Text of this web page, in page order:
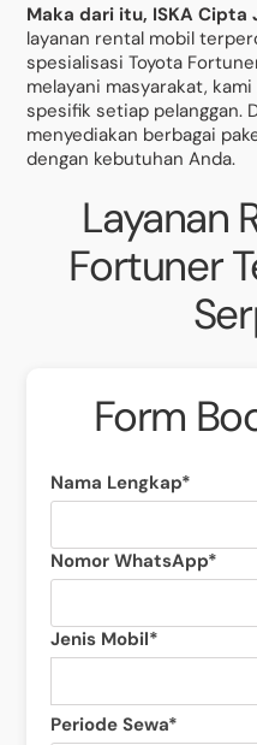
Maka dari itu, ISKA Cipta
layanan rental mobil
spesialisasi Toyota
melayani masyarakat,
spesifik setiap pelanggan.
menyediakan berbagai
dengan kebutuhan Anda.
Layanan
Fortuner
Form
Nama Lengkap*
Nomor WhatsApp*
Jenis Mobil*
Periode Sewa*